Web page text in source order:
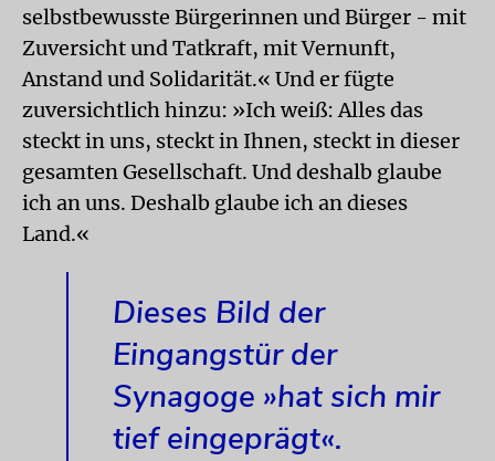
selbstbewusste Bürgerinnen und Bürger - mit
Zuversicht und Tatkraft, mit Vernunft,
Anstand und Solidarität.« Und er fügte
zuversichtlich hinzu: »Ich weiß: Alles das
steckt in uns, steckt in Ihnen, steckt in dieser
gesamten Gesellschaft. Und deshalb glaube
ich an uns. Deshalb glaube ich an dieses
Land.«
Dieses Bild der
Eingangstür der
Synagoge »hat sich mir
tief eingeprägt«.